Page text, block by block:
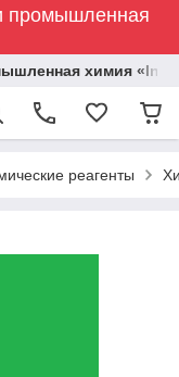
промышленная
химия
реагенты